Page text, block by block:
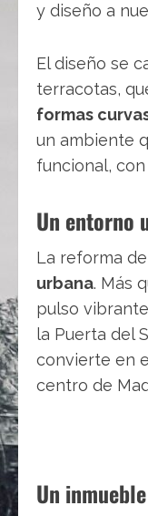
y diseño a
El diseño se
terracotas,
formas
un ambiente
funcional,
Un entorno
La reforma
urbana. Más
pulso
la Puerta del
convierte en
centro de
Un